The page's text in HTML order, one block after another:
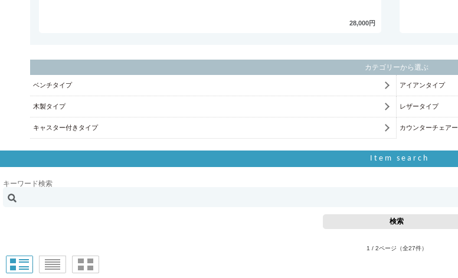
28,000円
カテゴリーから選ぶ
ベンチタイプ アイアンタイプ
木製タイプ レザータイプ
キャスター付きタイプ カウンターチェアー
Item search
キーワード検索
1 / 2ページ （全27件）